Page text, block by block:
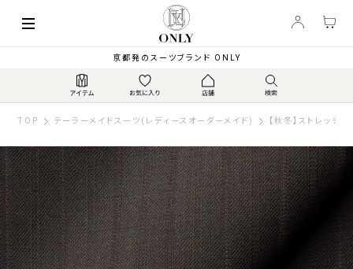
京都発のスーツブランド ONLY
TOP テーラーメイドスーツ(レディースオーダーメイド) 【秋冬】ストレッチ